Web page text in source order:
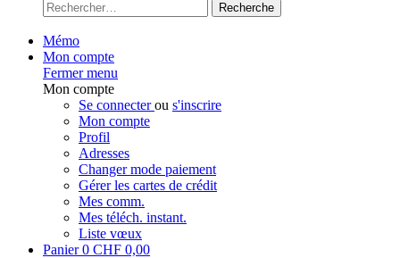
Recherche
Mémo
Mon compte
Fermer menu
Mon compte
Se connecterou s'inscrire
Mon compte
Profil
Adresses
Changer mode paiement
Gérer les cartes de crédit
Mes comm.
Mes téléch. instant.
Liste vœux
Panier0 CHF 0,00